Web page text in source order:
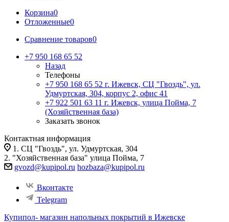
Корзина0
Отложенные0
Сравнение товаров0
+7 950 168 65 52
Назад
Телефоны
+7 950 168 65 52 г. Ижевск, СЦ "Гвоздь", ул.
Удмуртская, 304, корпус 2, офис 41
+7 922 501 63 11 г. Ижевск, улица Пойма, 7
(Хозяйственная база)
Заказать звонок
Контактная информация
1. СЦ "Гвоздь", ул. Удмуртская, 304
2. "Хозяйственная база" улица Пойма, 7
gvozd@kupipol.ru hozbaza@kupipol.ru
Вконтакте
Telegram
Купипол- магазин напольных покрытий в Ижевске